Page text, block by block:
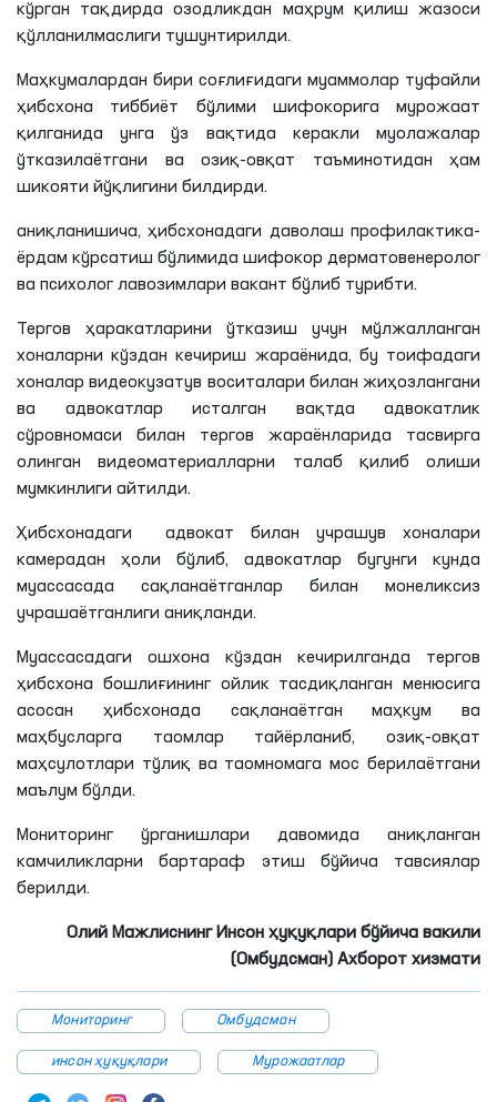
кўрган тақдирда озодликдан маҳрум қилиш жазоси
қўлланилмаслиги тушунтирилди.
Маҳкумалардан бири соғлиғидаги муаммолар туфайли
ҳибсхона тиббиёт бўлими шифокорига мурожаат
қилганида унга ўз вақтида керакли муолажалар
ўтказилаётгани ва озиқ-овқат таъминотидан ҳам
шикояти йўқлигини билдирди.
аниқланишича, ҳибсхонадаги даволаш профилактика-
ёрдам кўрсатиш бўлимида шифокор дерматовенеролог
ва психолог лавозимлари вакант бўлиб турибти.
Тергов ҳаракатларини ўтказиш учун мўлжалланган
хоналарни кўздан кечириш жараёнида, бу тоифадаги
хоналар видеокузатув воситалари билан жиҳозлангани
ва адвокатлар исталган вақтда адвокатлик
сўровномаси билан тергов жараёнларида тасвирга
олинган видеоматериалларни талаб қилиб олиши
мумкинлиги айтилди.
Ҳибсхонадаги адвокат билан учрашув хоналари
камерадан ҳоли бўлиб, адвокатлар бугунги кунда
муассасада сақланаётганлар билан монеликсиз
учрашаётганлиги аниқланди.
Муассасадаги ошхона кўздан кечирилганда тергов
ҳибсхона бошлиғининг ойлик тасдиқланган менюсига
асосан ҳибсхонада сақланаётган маҳкум ва
маҳбусларга таомлар тайёрланиб, озиқ-овқат
маҳсулотлари тўлиқ ва таомномага мос берилаётгани
маълум бўлди.
Мониторинг ўрганишлари давомида аниқланган
камчиликларни бартараф этиш бўйича тавсиялар
берилди.
Олий Мажлиснинг Инсон ҳуқуқлари бўйича вакили
(Омбудсман) Ахборот хизмати
Мониторинг Омбудсман
инсон ҳуқуқлари Мурожаатлар